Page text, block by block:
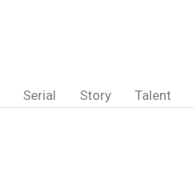
Serial Story Talent